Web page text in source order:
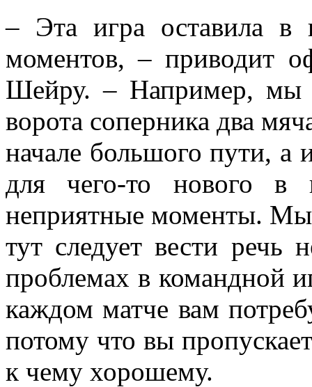
– Эта игра оставила в
моментов, – приводит
Шейру. – Например, мы
ворота соперника два
начале большого пути, а
для чего-то нового
неприятные моменты.
тут следует вести
проблемах в командной
каждом матче вам
потому что вы
к чему хорошему.